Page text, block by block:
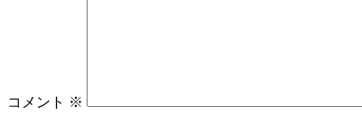
コメント ※